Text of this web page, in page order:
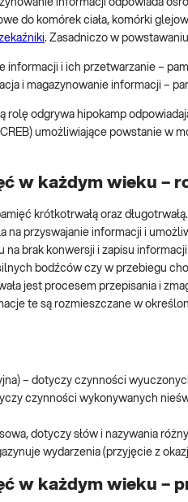
informacji odpowiada
do komórek ciała, komórki
. Zasadniczo w
informacji i ich przetwarzanie –
i magazynowanie informacji –
rolę odgrywa hipokamp
CREB) umożliwiające powstanie
w każdym wieku –
krótkotrwałą oraz
na przyswajanie informacji i
na brak konwersji i zapisu
bodźców czy w przebiegu
jest procesem przepisania i
te są rozmieszczane w
– dotyczy czynności
czynności wykonywanych
dotyczy słów i nazywania
wydarzenia (przyjęcie z
w każdym wieku –